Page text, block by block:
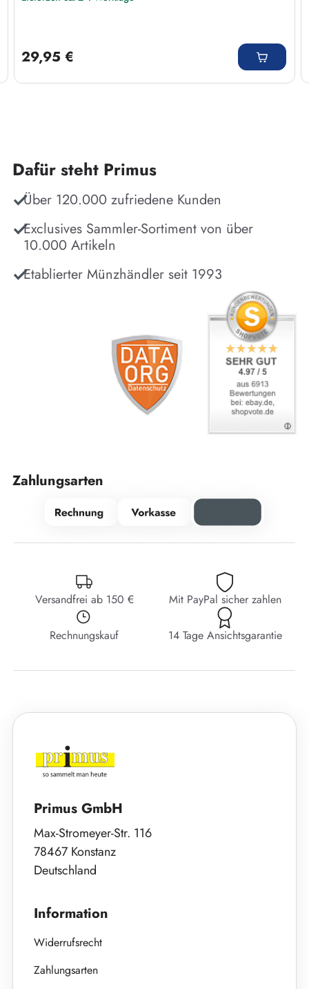
29,95 €
Dafür steht Primus
Über 120.000 zufriedene Kunden
Exclusives Sammler-Sortiment von über
10.000 Artikeln
Etablierter Münzhändler seit 1993
Zahlungsarten
Versandfrei ab 150 € Mit PayPal sicher zahlen
Rechnungskauf 14 Tage Ansichtsgarantie
Primus GmbH
Max-Stromeyer-Str. 116
78467 Konstanz
Deutschland
Information
Widerrufsrecht
Zahlungsarten